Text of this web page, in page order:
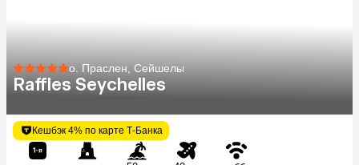
о. Праслен, Сейшелы
Raffles Seychelles
Кешбэк 4% по карте Т-Банка